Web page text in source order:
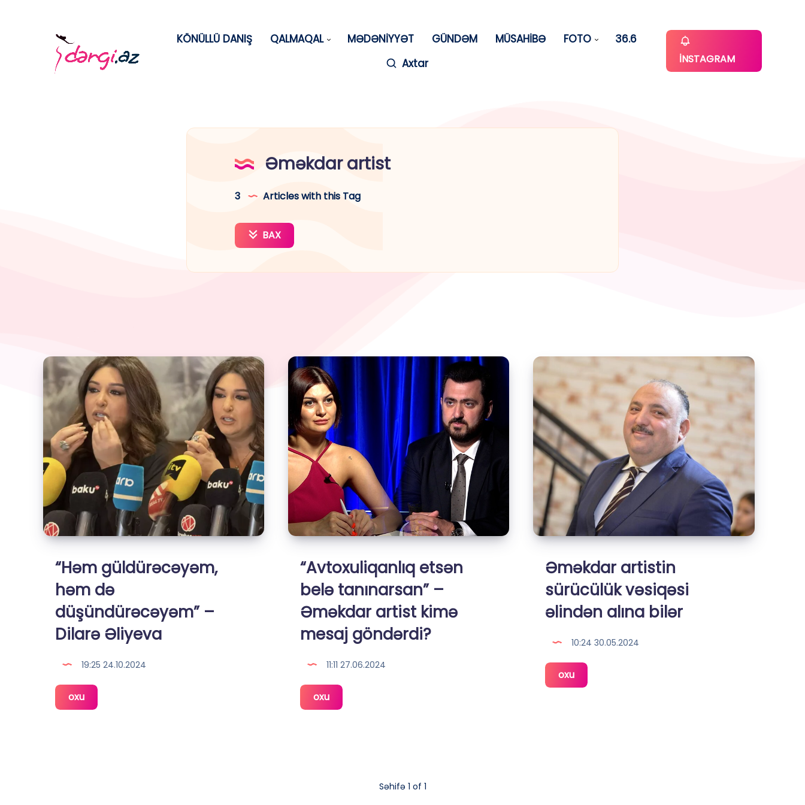
KÖNÜLLÜ DANIŞ QALMAQAL MƏDƏNİYYƏT GÜNDƏM MÜSAHİBƏ FOTO
36.6
Axtar
İNSTAGRAM
Əməkdar artist
3 Articles with this Tag
BAX
“Həm güldürəcəyəm,
həm də
düşündürəcəyəm” –
Dilarə Əliyeva
19:25 24.10.2024
oxu“Həm
güldürəcəyəm,
“Avtoxuliqanlıq etsən
belə tanınarsan” –
Əməkdar artist kimə
mesaj göndərdi?
11:11 27.06.2024
oxu“Avtoxuliqanlıq
etsən
Əməkdar artistin
sürücülük vəsiqəsi
əlindən alına bilər
10:24 30.05.2024
oxuƏməkdar
artistin
Səhifə 1 of 1